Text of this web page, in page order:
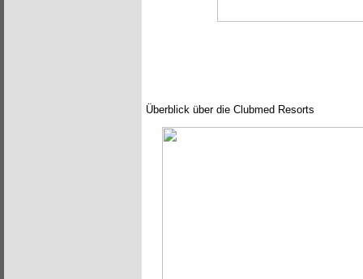
Überblick über die Clubmed Resorts